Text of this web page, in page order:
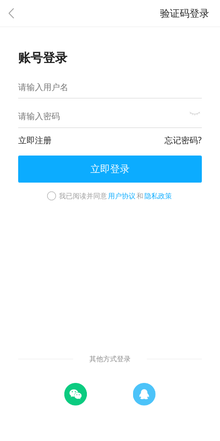
验证码登录
账号登录
立即注册 忘记密码?
立即登录
我已阅读并同意用户协议和隐私政策
其他方式登录